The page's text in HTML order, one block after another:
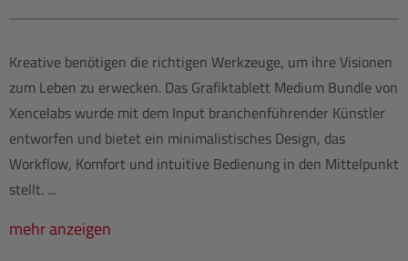
Kreative benötigen die richtigen Werkzeuge, um ihre Visionen
zum Leben zu erwecken. Das Grafiktablett Medium Bundle von
Xencelabs wurde mit dem Input branchenführender Künstler
entworfen und bietet ein minimalistisches Design, das
Workflow, Komfort und intuitive Bedienung in den Mittelpunkt
stellt. ...
mehr anzeigen